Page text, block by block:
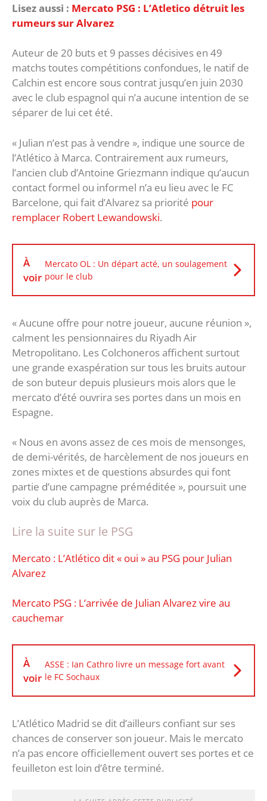
Lisez aussi : Mercato PSG : L’Atletico détruit les
rumeurs sur Alvarez
Auteur de 20 buts et 9 passes décisives en 49
matchs toutes compétitions confondues, le natif de
Calchin est encore sous contrat jusqu’en juin 2030
avec le club espagnol qui n’a aucune intention de se
séparer de lui cet été.
« Julian n’est pas à vendre », indique une source de
l’Atlético à Marca. Contrairement aux rumeurs,
l’ancien club d’Antoine Griezmann indique qu’aucun
contact formel ou informel n’a eu lieu avec le FC
Barcelone, qui fait d’Alvarez sa priorité pour
remplacer Robert Lewandowski.
À
voir
Mercato OL : Un départ acté, un soulagement
pour le club
« Aucune offre pour notre joueur, aucune réunion »,
calment les pensionnaires du Riyadh Air
Metropolitano. Les Colchoneros affichent surtout
une grande exaspération sur tous les bruits autour
de son buteur depuis plusieurs mois alors que le
mercato d’été ouvrira ses portes dans un mois en
Espagne.
« Nous en avons assez de ces mois de mensonges,
de demi-vérités, de harcèlement de nos joueurs en
zones mixtes et de questions absurdes qui font
partie d’une campagne préméditée », poursuit une
voix du club auprès de Marca.
Lire la suite sur le PSG
Mercato : L’Atlético dit « oui » au PSG pour Julian
Alvarez
Mercato PSG : L’arrivée de Julian Alvarez vire au
cauchemar
À
voir
ASSE : Ian Cathro livre un message fort avant
le FC Sochaux
L’Atlético Madrid se dit d’ailleurs confiant sur ses
chances de conserver son joueur. Mais le mercato
n’a pas encore officiellement ouvert ses portes et ce
feuilleton est loin d’être terminé.